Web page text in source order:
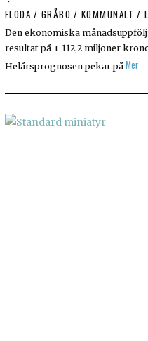
FLODA / GRÅBO / KOMMUNALT /
Den ekonomiska
resultat på + 112,2 miljoner
Helårsprognosen pekar på Mer